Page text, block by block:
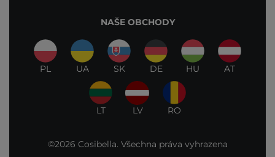
NAŠE OBCHODY
PL UA SK DE HU AT
LT LV RO
©2026 Cosibella. Všechna práva vyhrazena